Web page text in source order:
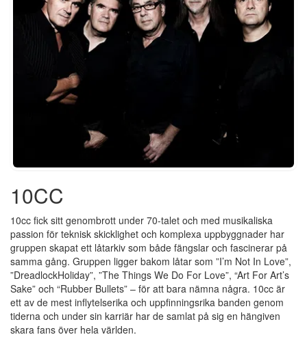
10CC
10cc fick sitt genombrott under 70-talet och med musikaliska
passion för teknisk skicklighet och komplexa uppbyggnader har
gruppen skapat ett låtarkiv som både fängslar och fascinerar på
samma gång. Gruppen ligger bakom låtar som ”I’m Not In Love”,
”DreadlockHoliday”, ”The Things We Do For Love”, “Art For Art’s
Sake” och “Rubber Bullets” – för att bara nämna några. 10cc är
ett av de mest inflytelserika och uppfinningsrika banden genom
tiderna och under sin karriär har de samlat på sig en hängiven
skara fans över hela världen.